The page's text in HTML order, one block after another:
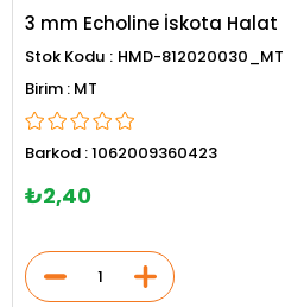
3 mm Echoline İskota Halat
Stok Kodu
HMD-812020030_MT
MT
Barkod :1062009360423
₺2,40